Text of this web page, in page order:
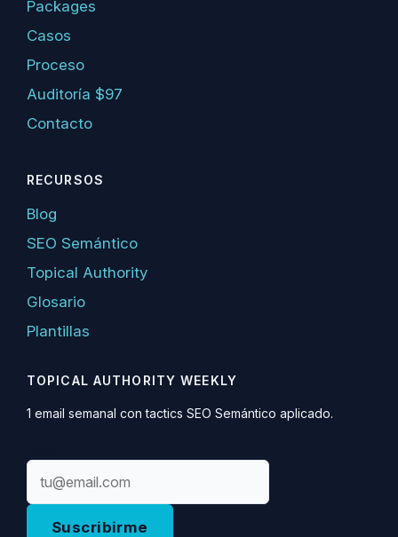
Packages
Casos
Proceso
Auditoría $97
Contacto
RECURSOS
Blog
SEO Semántico
Topical Authority
Glosario
Plantillas
TOPICAL AUTHORITY WEEKLY
1 email semanal con tactics SEO Semántico aplicado.
Suscribirme